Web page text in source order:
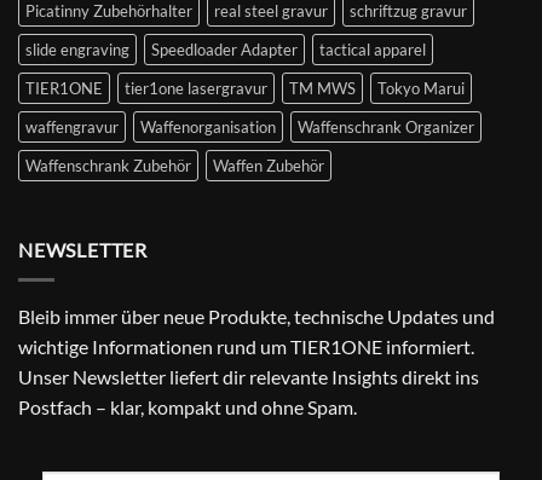
Picatinny Zubehörhalter
real steel gravur
schriftzug gravur
slide engraving
Speedloader Adapter
tactical apparel
TIER1ONE
tier1one lasergravur TM MWS
Tokyo Marui
waffengravur
Waffenorganisation
Waffenschrank Organizer
Waffenschrank Zubehör
Waffen Zubehör
NEWSLETTER
Bleib immer über neue Produkte, technische Updates und
wichtige Informationen rund um TIER1ONE informiert.
Unser Newsletter liefert dir relevante Insights direkt ins
Postfach – klar, kompakt und ohne Spam.